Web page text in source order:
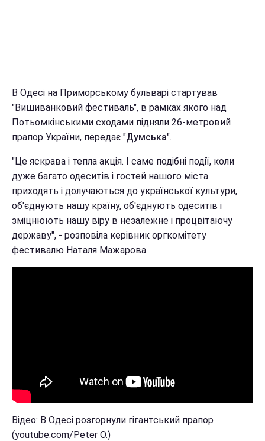
В Одесі на Приморському бульварі стартував
"Вишиванковий фестиваль", в рамках якого над
Потьомкінськими сходами підняли 26-метровий
прапор України, передає "Думська".
"Це яскрава і тепла акція. І саме подібні події, коли
дуже багато одеситів і гостей нашого міста
приходять і долучаються до української культури,
об'єднують нашу країну, об'єднують одеситів і
зміцнюють нашу віру в незалежне і процвітаючу
державу", - розповіла керівник оргкомітету
фестивалю Наталя Мажарова.
Відео: В Одесі розгорнули гігантський прапор
(youtube.com/Peter O.)